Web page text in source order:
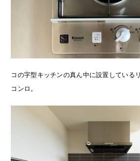
コの字型キッチンの真ん中に設置している
コンロ。